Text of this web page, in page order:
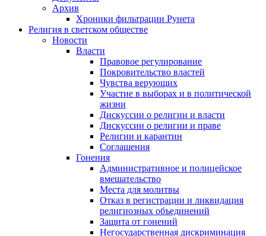
Архив
Хроники фильтрации Рунета
Религия в светском обществе
Новости
Власти
Правовое регулирование
Покровительство властей
Чувства верующих
Участие в выборах и в политической
жизни
Дискуссии о религии и власти
Дискуссии о религии и праве
Религии и карантин
Соглашения
Гонения
Административное и полицейское
вмешательство
Места для молитвы
Отказ в регистрации и ликвидация
религиозных объединений
Защита от гонений
Негосударственная дискриминация